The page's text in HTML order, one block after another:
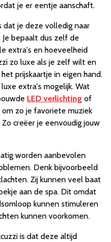
je er eentje aanschaft.
dat je deze volledig naar
bepaalt dus zelf de
extra's en hoeveelheid
zo luxe als je zelf wilt en
prijskaartje in eigen hand.
extra's mogelijk. Wat
LED verlichting of
zo je favoriete muziek
creëer je eenvoudig jouw
worden aanbevolen
Denk bijvoorbeeld
Zij kunnen veel baat
aan de spa. Dit omdat
kunnen stimuleren
kunnen voorkomen.
is dat deze altijd